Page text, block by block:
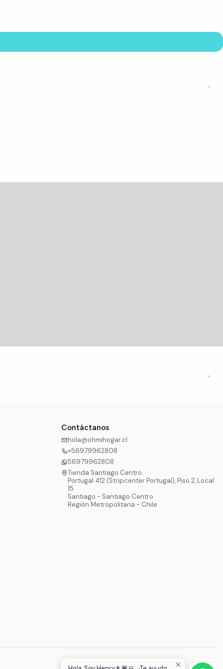
Contáctanos
hola@ohmihogar.cl
+56979962808
56979962808
Tienda Santiago Centro
Portugal 412 (Stripcenter Portugal), Piso 2, Local
15
Santiago - Santiago Centro
Región Metropolitana - Chile